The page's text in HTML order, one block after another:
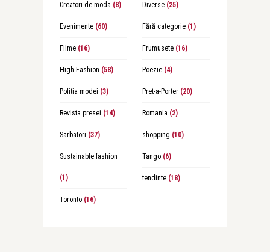
Creatori de moda (8) Diverse(25)
Evenimente(60) Fără categorie(1)
Filme(16) Frumusete(16)
High Fashion (58) Poezie(4)
Politia modei (3) Pret-a-Porter(20)
Revista presei (14) Romania (2)
Sarbatori (37) shopping (10)
Sustainable fashion
(1)
Tango(6)
tendinte(18)
Toronto(16)